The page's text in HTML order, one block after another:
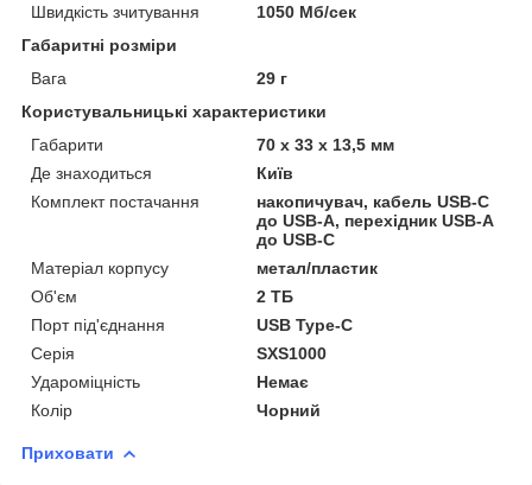
Швидкість зчитування
1050 Мб/сек
Габаритні розміри
Вага
29 г
Користувальницькі характеристики
Габарити
70 x 33 x 13,5 мм
Де знаходиться
Київ
Комплект постачання
накопичувач, кабель USB-С
до USB-A, перехідник USB-A
до USB-С
Матеріал корпусу
метал/пластик
Об'єм
2 ТБ
Порт під'єднання
USB Type-C
Серія
SXS1000
Удароміцність
Немає
Колір
Чорний
Приховати